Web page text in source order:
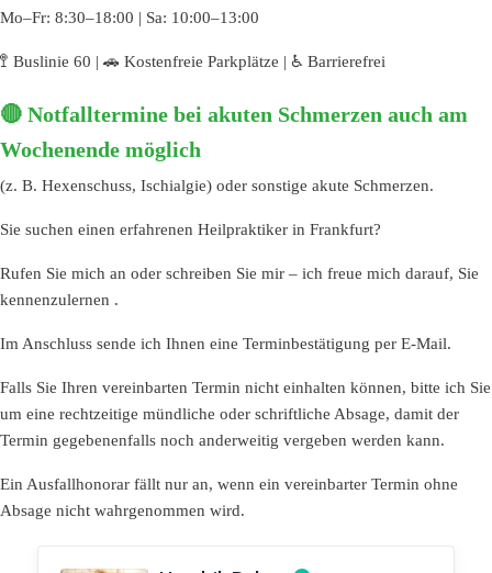
Mo–Fr: 8:30–18:00 | Sa: 10:00–13:00
🚏 Buslinie 60 | 🚗 Kostenfreie Parkplätze | ♿️ Barrierefrei
🔴 Notfalltermine bei akuten Schmerzen auch am
Wochenende möglich
(z. B. Hexenschuss, Ischialgie) oder sonstige akute Schmerzen.
Sie suchen einen erfahrenen Heilpraktiker in Frankfurt?
Rufen Sie mich an oder schreiben Sie mir – ich freue mich darauf, Sie
kennenzulernen .
Im Anschluss sende ich Ihnen eine Terminbestätigung per E-Mail.
Falls Sie Ihren vereinbarten Termin nicht einhalten können, bitte ich Sie
um eine rechtzeitige mündliche oder schriftliche Absage, damit der
Termin gegebenenfalls noch anderweitig vergeben werden kann.
Ein Ausfallhonorar fällt nur an, wenn ein vereinbarter Termin ohne
Absage nicht wahrgenommen wird.